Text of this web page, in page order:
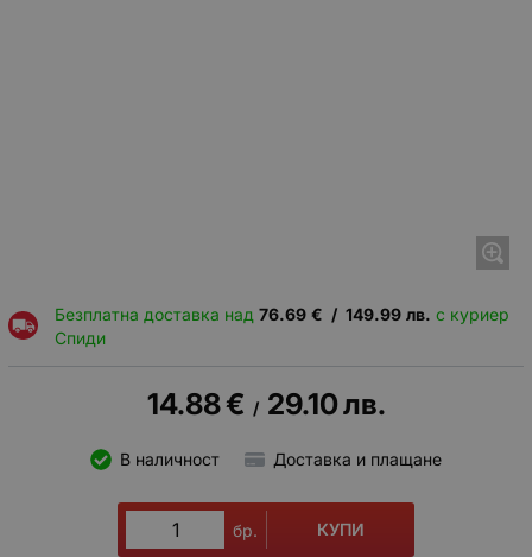
Безплатна доставка над 76.69 € / 149.99 лв. с куриер
Спиди
14.88€ / 29.10лв.
В наличност Доставка и плащане
бр. КУПИ